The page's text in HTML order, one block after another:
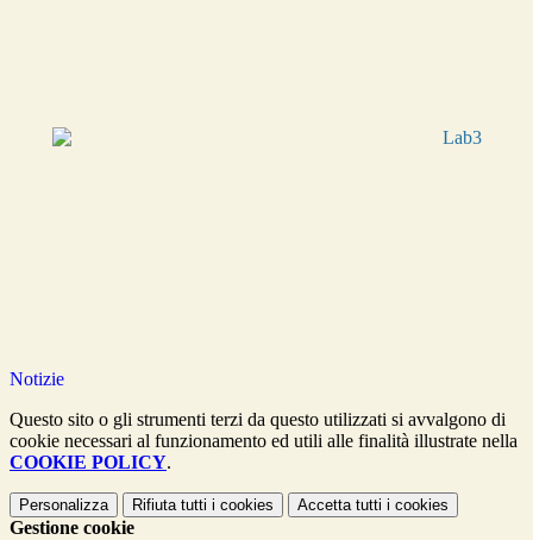
Notizie
Questo sito o gli strumenti terzi da questo utilizzati si avvalgono di
cookie necessari al funzionamento ed utili alle finalità illustrate nella
COOKIE POLICY.
Personalizza Rifiuta tutti i cookies Accetta tutti i cookies
Gestione cookie